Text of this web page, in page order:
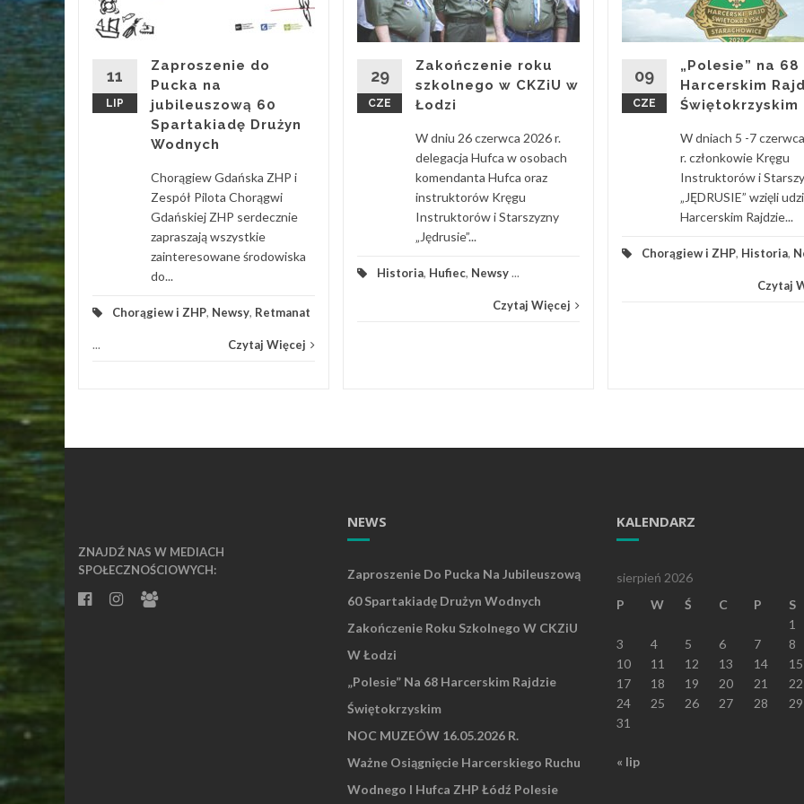
w
do
Hufiec ...
11
LIP
Zaproszenie do
Pucka na
jubileuszową 60
Spartakiadę Drużyn
Wodnych
Chorągiew Gdańska ZHP i
Zespół Pilota Chorągwi
Gdańskiej ZHP serdecznie
zapraszają wszystkie
zainteresowane środowiska
do...
Chorągiew i ZHP, Newsy, Retmanat
... Czytaj Więcej
29
CZE
Zakończenie roku
szkolnego w CKZiU w
Łodzi
W dniu 26 czerwca 2026 r.
delegacja Hufca w osobach
komendanta Hufca oraz
instruktorów Kręgu
Instruktorów i Starszyzny
„Jędrusie”...
Historia, Hufiec, Newsy...
Czytaj Więcej
09
CZE
„Polesie” na 68
Harcerskim
Świętokrzyskim
W dniach 5 -7
r. członkowie Kręgu
Instruktorów i
„JĘDRUSIE” wzięli
Harcerskim Rajdzie...
Chorągiew i ZHP, Historia,
Czytaj
ZNAJDŹ NAS W MEDIACH
SPOŁECZNOŚCIOWYCH:
NEWS
Zaproszenie Do Pucka Na Jubileuszową
60 Spartakiadę Drużyn Wodnych
Zakończenie Roku Szkolnego W CKZiU
W Łodzi
„Polesie” Na 68 Harcerskim Rajdzie
Świętokrzyskim
NOC MUZEÓW 16.05.2026 R.
Ważne Osiągnięcie Harcerskiego Ruchu
Wodnego I Hufca ZHP Łódź Polesie
KALENDARZ
sierpień 2026
P
W Ś C P S
1
3
4 5 6 7 8
10
11 12 13 14 15
17
18 19 20 21 22
24
25 26 27 28 29
31
« lip